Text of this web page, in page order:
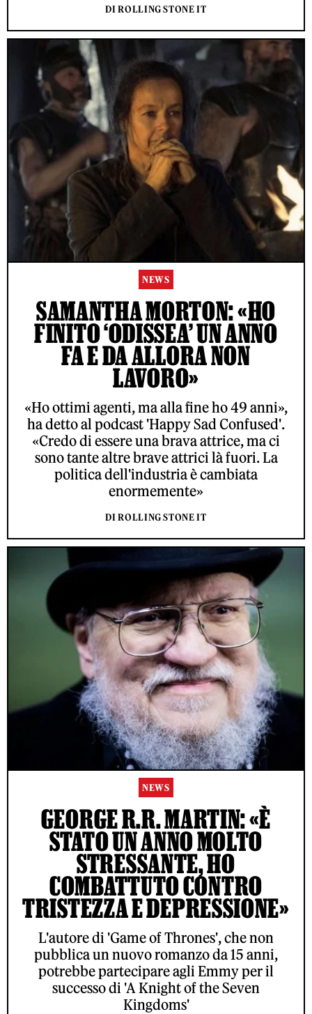
DI ROLLING STONE IT
NEWS
SAMANTHA MORTON: «HO
FINITO ‘ODISSEA’ UN ANNO
FA E DA ALLORA NON
LAVORO»
«Ho ottimi agenti, ma alla fine ho 49 anni»,
ha detto al podcast 'Happy Sad Confused'.
«Credo di essere una brava attrice, ma ci
sono tante altre brave attrici là fuori. La
politica dell'industria è cambiata
enormemente»
DI ROLLING STONE IT
NEWS
GEORGE R.R. MARTIN: «È
STATO UN ANNO MOLTO
STRESSANTE, HO
COMBATTUTO CONTRO
TRISTEZZA E DEPRESSIONE»
L'autore di 'Game of Thrones', che non
pubblica un nuovo romanzo da 15 anni,
potrebbe partecipare agli Emmy per il
successo di 'A Knight of the Seven
Kingdoms'